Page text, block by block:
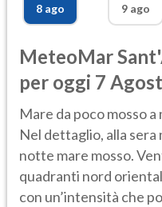
8 ago
9 ago
MeteoMar
per oggi 7
Mare da poco mosso
Nel dettaglio, alla sera
notte mare mosso.
quadranti nord
con un’intensità che